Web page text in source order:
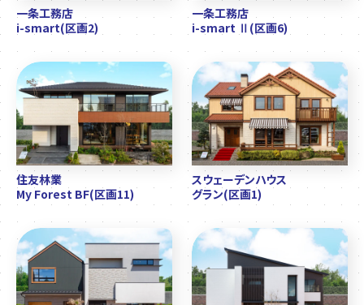
一条工務店
i-smart(区画2)
一条工務店
i-smart Ⅱ(区画6)
住友林業
My Forest BF(区画11)
スウェーデンハウス
グラン(区画1)